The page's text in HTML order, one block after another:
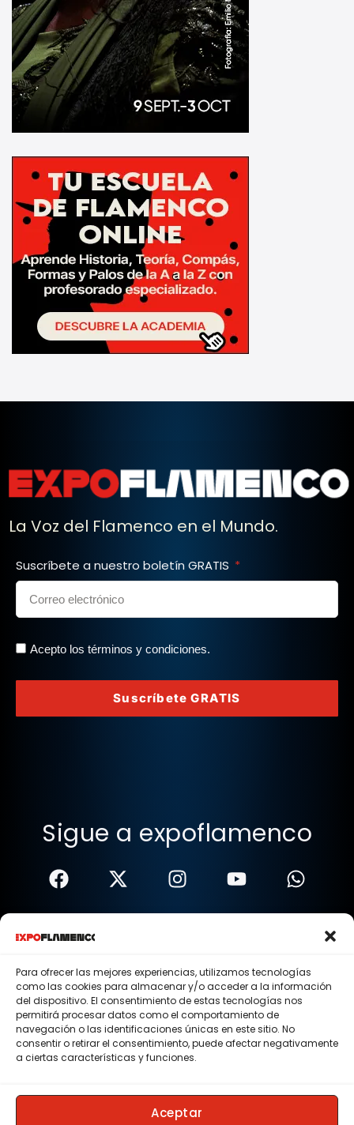
Para ofrecer las mejores experiencias, utilizamos tecnologías
como las cookies para almacenar y/o acceder a la información
del dispositivo. El consentimiento de estas tecnologías nos
permitirá procesar datos como el comportamiento de
navegación o las identificaciones únicas en este sitio. No
consentir o retirar el consentimiento, puede afectar negativamente
a ciertas características y funciones.
Aceptar
La Voz del Flamenco en el Mundo.
Suscríbete a nuestro boletín GRATIS
Acepto los términos y condiciones.
Suscríbete GRATIS
Sigue a expoflamenco
Términos Y Condiciones
Política De Privacidad
Política De Cookies
Aviso Legal
© 2015 - 2026 . Todos los derechos reservados.
Contacto